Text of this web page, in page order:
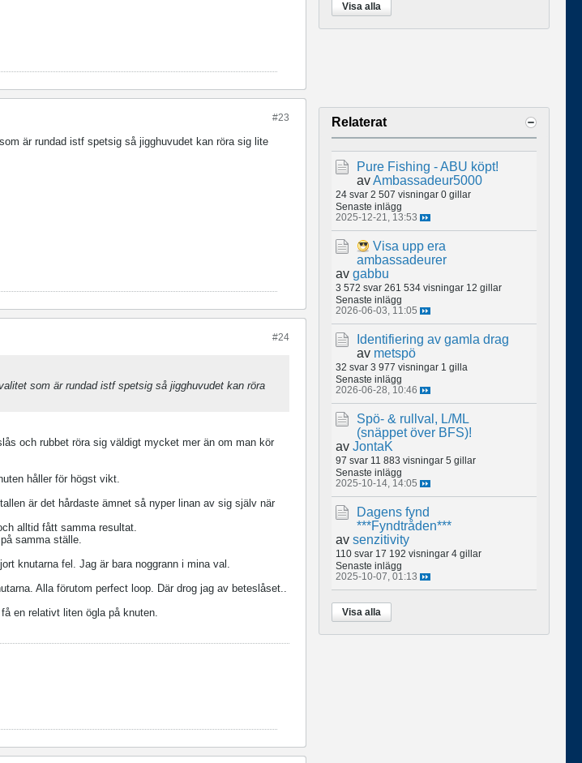
#23
är rundad istf spetsig så jigghuvudet kan röra sig lite
#24
som är rundad istf spetsig så jigghuvudet kan röra
och rubbet röra sig väldigt mycket mer än om man kör
håller för högst vikt.
är det hårdaste ämnet så nyper linan av sig själv när
alltid fått samma resultat.
samma ställe.
knutarna fel. Jag är bara noggrann i mina val.
Alla förutom perfect loop. Där drog jag av beteslåset..
en relativt liten ögla på knuten.
Visa alla
Relaterat
Pure Fishing - ABU köpt!
avAmbassadeur5000
24 svar 2 507 visningar 0 gillar
Senaste inlägg
2025-12-21, 13:53
Visa upp era
ambassadeurer
av gabbu
3 572 svar 261 534 visningar 12 gillar
Senaste inlägg
2026-06-03, 11:05
Identifiering av gamla drag
av metspö
32 svar 3 977 visningar 1 gilla
Senaste inlägg
2026-06-28, 10:46
Spö- & rullval, L/ML
(snäppet över BFS)!
av JontaK
97 svar 11 883 visningar 5 gillar
Senaste inlägg
2025-10-14, 14:05
Dagens fynd
***Fyndtråden***
av senzitivity
110 svar 17 192 visningar 4 gillar
Senaste inlägg
2025-10-07, 01:13
Visa alla